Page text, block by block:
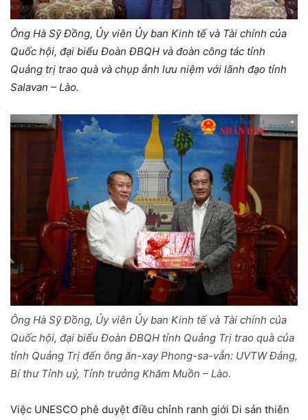
Ông Hà Sỹ Đồng, Ủy viên Ủy ban Kinh tế và Tài chính của
Quốc hội, đại biểu Đoàn ĐBQH và đoàn công tác tỉnh
Quảng trị trao quà và chụp ảnh lưu niệm với lãnh đạo tỉnh
Salavan – Lào.
Ông Hà Sỹ Đồng, Ủy viên Ủy ban Kinh tế và Tài chính của
Quốc hội, đại biểu Đoàn ĐBQH tỉnh Quảng Trị trao quà của
tỉnh Quảng Trị đến ông ăn-xay Phong-sa-vẳn: UVTW Đảng,
Bí thư Tỉnh uỷ, Tỉnh trưởng Khăm Muồn – Lào.
Việc UNESCO phê duyệt điều chỉnh ranh giới Di sản thiên